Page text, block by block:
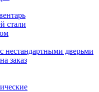
стали
нестандартными дверьми
заказ